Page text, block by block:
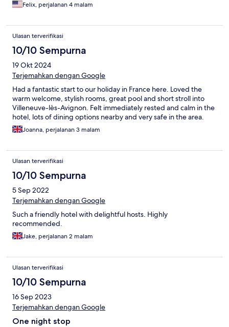
Felix, perjalanan 4 malam
Ulasan terverifikasi
10/10 Sempurna
19 Okt 2024
Terjemahkan dengan Google
Had a fantastic start to our holiday in France here. Loved the
warm welcome, stylish rooms, great pool and short stroll into
Villeneuve-lès-Avignon. Felt immediately rested and calm in the
hotel, lots of dining options nearby and very safe in the area.
Joanna, perjalanan 3 malam
Ulasan terverifikasi
10/10 Sempurna
5 Sep 2022
Terjemahkan dengan Google
Such a friendly hotel with delightful hosts. Highly
recommended.
Jake, perjalanan 2 malam
Ulasan terverifikasi
10/10 Sempurna
16 Sep 2023
Terjemahkan dengan Google
One night stop